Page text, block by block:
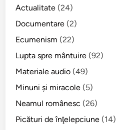
Actualitate (24)
Documentare (2)
Ecumenism (22)
Lupta spre mântuire (92)
Materiale audio (49)
Minuni şi miracole (5)
Neamul românesc (26)
Picături de înţelepciune (14)